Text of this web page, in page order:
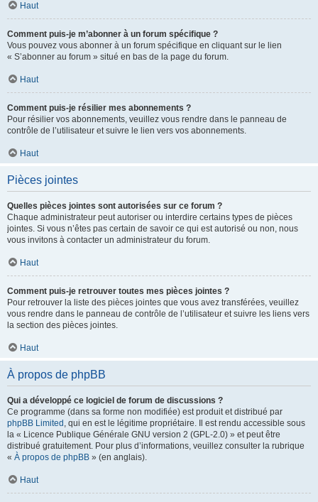
Haut
Comment puis-je m’abonner à un forum spécifique ?
Vous pouvez vous abonner à un forum spécifique en cliquant sur le lien
« S’abonner au forum » situé en bas de la page du forum.
Haut
Comment puis-je résilier mes abonnements ?
Pour résilier vos abonnements, veuillez vous rendre dans le panneau de
contrôle de l’utilisateur et suivre le lien vers vos abonnements.
Haut
Pièces jointes
Quelles pièces jointes sont autorisées sur ce forum ?
Chaque administrateur peut autoriser ou interdire certains types de pièces
jointes. Si vous n’êtes pas certain de savoir ce qui est autorisé ou non, nous
vous invitons à contacter un administrateur du forum.
Haut
Comment puis-je retrouver toutes mes pièces jointes ?
Pour retrouver la liste des pièces jointes que vous avez transférées, veuillez
vous rendre dans le panneau de contrôle de l’utilisateur et suivre les liens vers
la section des pièces jointes.
Haut
À propos de phpBB
Qui a développé ce logiciel de forum de discussions ?
Ce programme (dans sa forme non modifiée) est produit et distribué par
phpBB Limited , qui en est le légitime propriétaire. Il est rendu accessible sous
la « Licence Publique Générale GNU version 2 (GPL-2.0) » et peut être
distribué gratuitement. Pour plus d’informations, veuillez consulter la rubrique
« À propos de phpBB » (en anglais).
Haut